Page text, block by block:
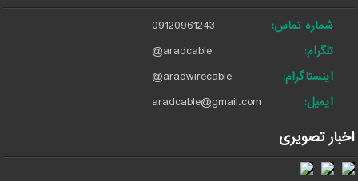
شماره تماس:
09120961243
تلگرام:
@aradcable
اینستاگرام:
@aradwirecable
ایمیل:
aradcable@gmail.com
اخبار تصویری